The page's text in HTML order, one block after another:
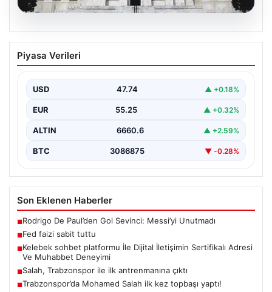
08.08.2026
Fed faizi sabit tuttu
Piyasa Verileri
USD 47.74 ▲ +0.18%
EUR 55.25 ▲ +0.32%
ALTIN 6660.6 ▲ +2.59%
BTC 3086875 ▼ -0.28%
Son Eklenen Haberler
■Rodrigo De Paul’den Gol Sevinci: Messi’yi Unutmadı
■Fed faizi sabit tuttu
■Kelebek sohbet platformu İle Dijital İletişimin Sertifikalı Adresi
Ve Muhabbet Deneyimi
■Salah, Trabzonspor ile ilk antrenmanına çıktı
■Trabzonspor’da Mohamed Salah ilk kez topbaşı yaptı!